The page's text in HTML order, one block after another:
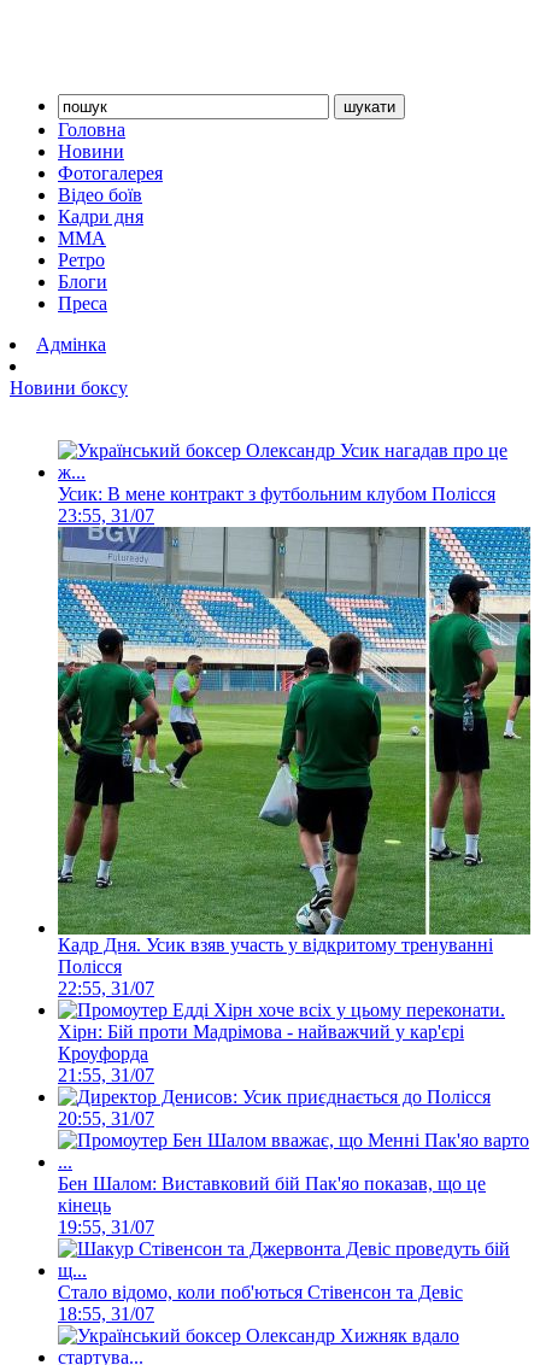
Головна
Новини
Фотогалерея
Відео боїв
Кадри дня
ММА
Ретро
Блоги
Преса
Адмінка
Новини боксу
Усик: В мене контракт з футбольним клубом Полісся
23:55, 31/07
Кадр Дня. Усик взяв участь у відкритому тренуванні
Полісся
22:55, 31/07
Хірн: Бій проти Мадрімова - найважчий у кар'єрі
Кроуфорда
21:55, 31/07
Денисов: Усик приєднається до Полісся
20:55, 31/07
Бен Шалом: Виставковий бій Пак'яо показав, що це
кінець
19:55, 31/07
Стало відомо, коли поб'ються Стівенсон та Девіс
18:55, 31/07